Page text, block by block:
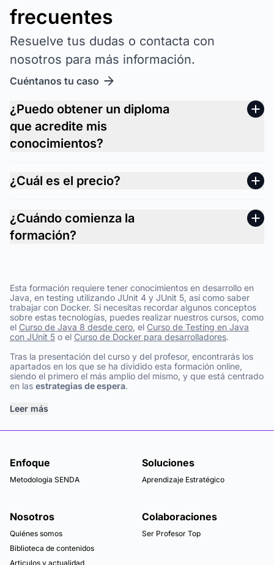
frecuentes
Resuelve tus dudas o contacta con
nosotros para más información.
Cuéntanos tu caso
¿Puedo obtener un diploma
que acredite mis
conocimientos?
¿Cuál es el precio?
¿Cuándo comienza la
formación?
Esta formación requiere tener conocimientos en desarrollo en
Java, en testing utilizando JUnit 4 y JUnit 5, así como saber
trabajar con Docker. Si necesitas recordar algunos conceptos
sobre estas tecnologías, puedes realizar nuestros cursos, como
el Curso de Java 8 desde cero, el Curso de Testing en Java
con JUnit 5 o el Curso de Docker para desarrolladores.
Tras la presentación del curso y del profesor, encontrarás los
apartados en los que se ha dividido esta formación online,
siendo el primero el más amplio del mismo, y que está centrado
en las estrategias de espera.
Leer más
Enfoque
Metodología SENDA
Soluciones
Aprendizaje Estratégico
Nosotros
Quiénes somos
Biblioteca de contenidos
Articulos y actualidad
Colaboraciones
Ser Profesor Top